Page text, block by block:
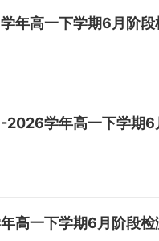
年高一下学期6月阶段
学年高一下学期6
高一下学期6月阶段检